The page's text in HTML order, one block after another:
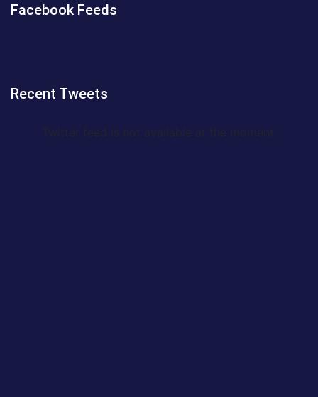
Facebook Feeds
Recent Tweets
Twitter feed is not available at the moment.